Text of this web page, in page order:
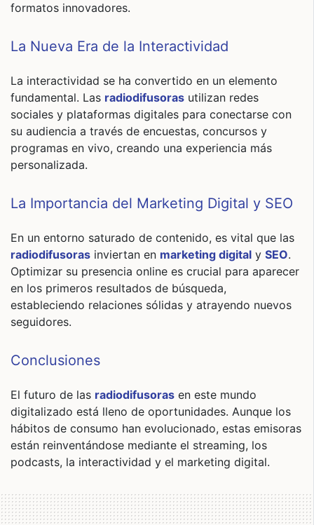
formatos innovadores.
La Nueva Era de la Interactividad
La interactividad se ha convertido en un elemento
fundamental. Las radiodifusoras utilizan redes
sociales y plataformas digitales para conectarse con
su audiencia a través de encuestas, concursos y
programas en vivo, creando una experiencia más
personalizada.
La Importancia del Marketing Digital y SEO
En un entorno saturado de contenido, es vital que las
radiodifusoras inviertan en marketing digital y SEO.
Optimizar su presencia online es crucial para aparecer
en los primeros resultados de búsqueda,
estableciendo relaciones sólidas y atrayendo nuevos
seguidores.
Conclusiones
El futuro de las radiodifusoras en este mundo
digitalizado está lleno de oportunidades. Aunque los
hábitos de consumo han evolucionado, estas emisoras
están reinventándose mediante el streaming, los
podcasts, la interactividad y el marketing digital.